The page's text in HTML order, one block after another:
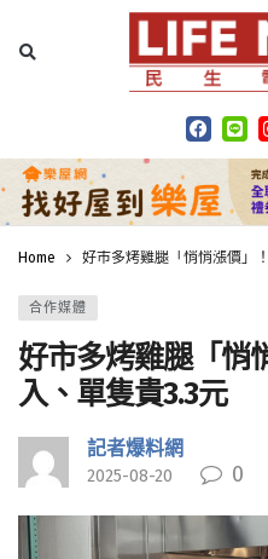
Home 好市多烤雞腿「悄悄漲價」
合作媒體
好市多烤雞腿「悄
入、單隻貴3.3元
記者爆料網
2025-08-20 0